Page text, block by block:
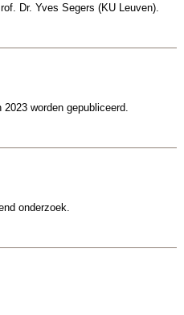
Dr. Yves Segers (KU Leuven).
worden gepubliceerd.
onderzoek.